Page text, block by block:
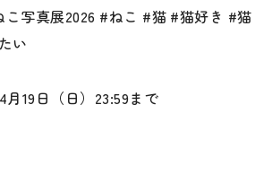
写真展2026 #ねこ #猫 #猫好き #猫
い
19日（日）23:59まで